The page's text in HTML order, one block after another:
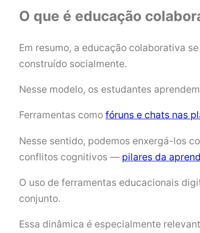
O que é educação
Em resumo, a educação colaborativa
construído socialmente.
Nesse modelo, os estudantes
Ferramentas como fóruns e chats nas
Nesse sentido, podemos enxergá-los
conflitos cognitivos — pilares da
O uso de ferramentas educacionais
conjunto.
Essa dinâmica é especialmente